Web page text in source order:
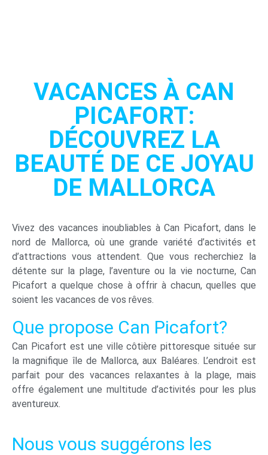
VACANCES À CAN
PICAFORT:
DÉCOUVREZ LA
BEAUTÉ DE CE JOYAU
DE MALLORCA
Vivez des vacances inoubliables à Can Picafort, dans le
nord de Mallorca, où une grande variété d’activités et
d’attractions vous attendent. Que vous recherchiez la
détente sur la plage, l’aventure ou la vie nocturne, Can
Picafort a quelque chose à offrir à chacun, quelles que
soient les vacances de vos rêves.
Que propose Can Picafort?
Can Picafort est une ville côtière pittoresque située sur
la magnifique île de Mallorca, aux Baléares. L’endroit est
parfait pour des vacances relaxantes à la plage, mais
offre également une multitude d’activités pour les plus
aventureux.
Nous vous suggérons les